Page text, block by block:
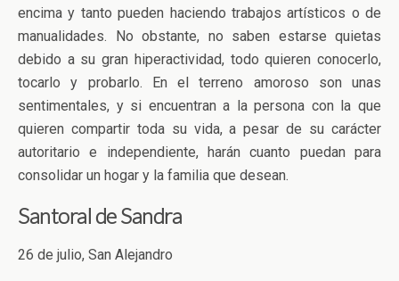
encima y tanto pueden haciendo trabajos artísticos o de
manualidades. No obstante, no saben estarse quietas
debido a su gran hiperactividad, todo quieren conocerlo,
tocarlo y probarlo. En el terreno amoroso son unas
sentimentales, y si encuentran a la persona con la que
quieren compartir toda su vida, a pesar de su carácter
autoritario e independiente, harán cuanto puedan para
consolidar un hogar y la familia que desean.
Santoral de Sandra
26 de julio, San Alejandro